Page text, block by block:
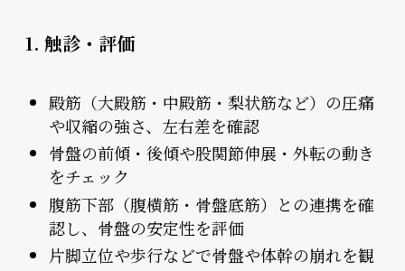
1. 触診・評価
殿筋（大殿筋・中殿筋・梨状筋など）の圧痛
や収縮の強さ、左右差を確認
骨盤の前傾・後傾や股関節伸展・外転の動き
をチェック
腹筋下部（腹横筋・骨盤底筋）との連携を確
認し、骨盤の安定性を評価
片脚立位や歩行などで骨盤や体幹の崩れを観